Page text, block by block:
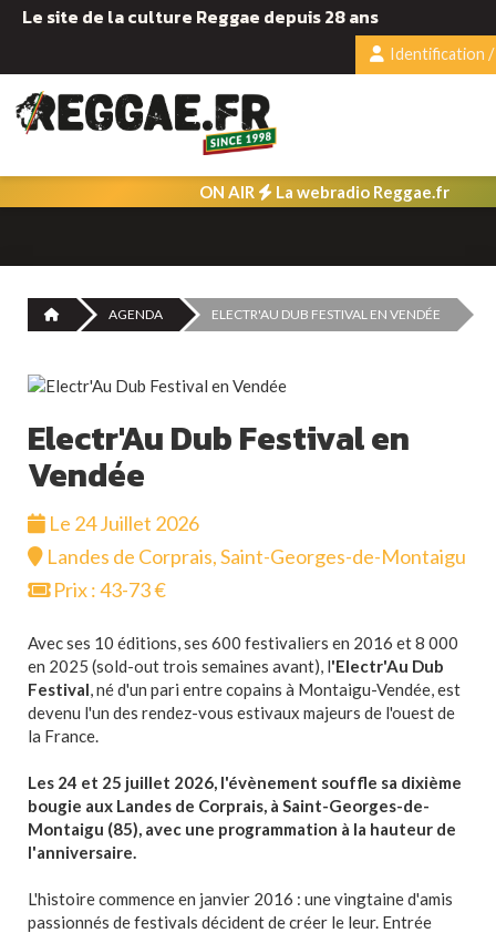
Le site de la culture Reggae depuis 28 ans
Identification
ON AIR La webradio Reggae.fr
AGENDA ELECTR'AU DUB FESTIVAL EN VENDÉE
Electr'Au Dub Festival en
Vendée
Le 24 Juillet 2026
Landes de Corprais, Saint-Georges-de-Montaigu
Prix : 43-73 €
Avec ses 10 éditions, ses 600 festivaliers en 2016 et 8 000
en 2025 (sold-out trois semaines avant), l'Electr'Au Dub
Festival, né d'un pari entre copains à Montaigu-Vendée, est
devenu l'un des rendez-vous estivaux majeurs de l'ouest de
la France.
Les 24 et 25 juillet 2026, l'évènement souffle sa dixième
bougie aux Landes de Corprais, à Saint-Georges-de-
Montaigu (85), avec une programmation à la hauteur de
l'anniversaire.
L'histoire commence en janvier 2016 : une vingtaine d'amis
passionnés de festivals décident de créer le leur. Entrée